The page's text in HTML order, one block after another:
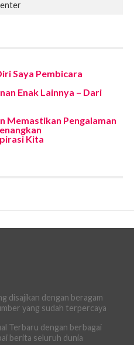
Saya Pembicara
Enak Lainnya – Dari
Memastikan Pengalaman
Kita
disajikan dengan beragam
yang sudah terpercaya
Terbaru dengan berbagai
berita seluruh dunia